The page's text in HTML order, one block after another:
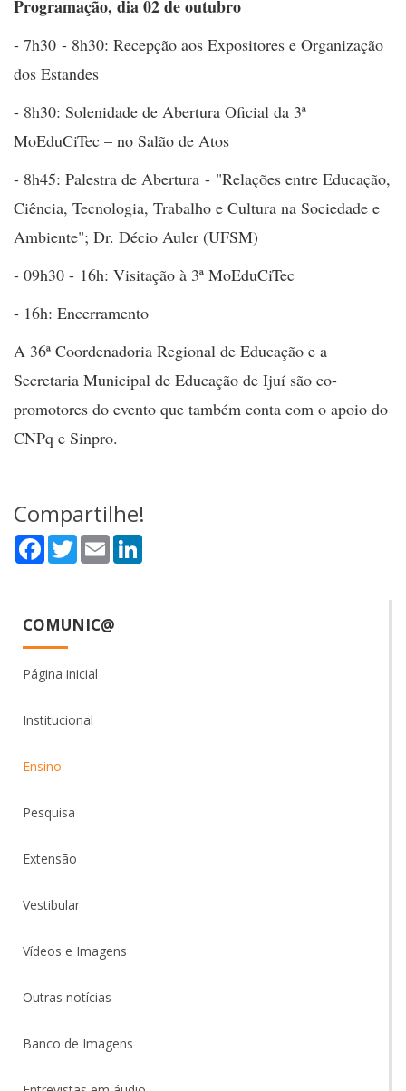
Programação, dia 02 de outubro
- 7h30 - 8h30: Recepção aos Expositores e Organização
dos Estandes
- 8h30: Solenidade de Abertura Oficial da 3ª
MoEduCiTec – no Salão de Atos
- 8h45: Palestra de Abertura - "Relações entre Educação,
Ciência, Tecnologia, Trabalho e Cultura na Sociedade e
Ambiente"; Dr. Décio Auler (UFSM)
- 09h30 - 16h: Visitação à 3ª MoEduCiTec
- 16h: Encerramento
A 36ª Coordenadoria Regional de Educação e a
Secretaria Municipal de Educação de Ijuí são co-
promotores do evento que também conta com o apoio do
CNPq e Sinpro.
Compartilhe!
Facebook
TwitterEmail
COMUNIC@
Página inicial
Institucional
Ensino
Pesquisa
Extensão
Vestibular
Vídeos e Imagens
Outras notícias
Banco de Imagens